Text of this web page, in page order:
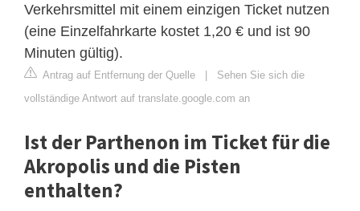
Verkehrsmittel mit einem einzigen Ticket nutzen
(eine Einzelfahrkarte kostet 1,20 € und ist 90
Minuten gültig).
Antrag auf Entfernung der Quelle | Sehen Sie sich die
vollständige Antwort auf translate.google.com an
Ist der Parthenon im Ticket für die
Akropolis und die Pisten
enthalten?